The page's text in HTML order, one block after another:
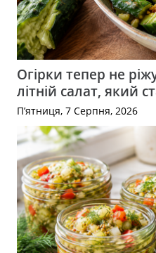
Огірки тепер не
літній салат, який
П’ятниця, 7 Серпня, 2026